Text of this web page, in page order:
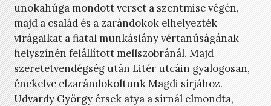
unokahúga mondott verset a szentmise végén,
majd a család és a zarándokok elhelyezték
virágaikat a fiatal munkáslány vértanúságának
helyszínén felállított mellszobránál. Majd
szeretetvendégség után Litér utcáin gyalogosan,
énekelve elzarándokoltunk Magdi sírjához.
Udvardy György érsek atya a sírnál elmondta,